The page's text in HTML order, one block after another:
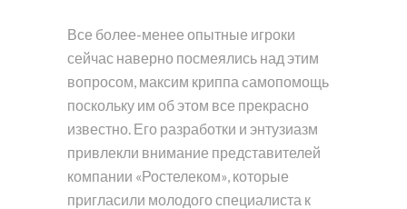
Все более-менее опытные игроки
сейчас наверно посмеялись над этим
вопросом, максим криппа cамопомощь
поскольку им об этом все прекрасно
известно. Его разработки и энтузиазм
привлекли внимание представителей
компании «Ростелеком», которые
пригласили молодого специалиста к